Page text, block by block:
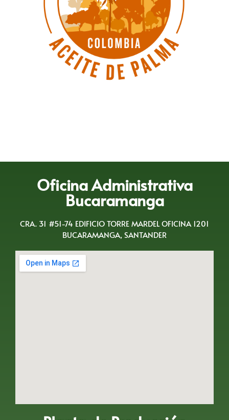
Oficina Administrativa
Bucaramanga
CRA. 31 #51-74 EDIFICIO TORRE MARDEL OFICINA 1201
BUCARAMANGA, SANTANDER